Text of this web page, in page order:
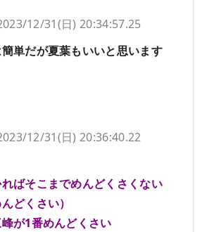
12/31(日) 20:34:57.25
単だが夏葉もいいと思います
12/31(日) 20:36:40.22
ばそこまでめんどくさくない
どくさい）
が1番めんどくさい